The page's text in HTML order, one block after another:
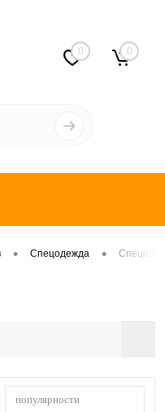
0 0
• Спецодежда •
популярности